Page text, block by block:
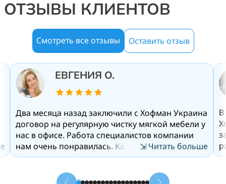
ОТЗЫВЫ КЛИЕНТОВ
Смотреть все отзывы Оставить отзыв
ЕВГЕНИЯ О.
Два месяца назад заключили с Хофман Украина
договор на регулярную чистку мягкой мебели у
нас в офисе. Работа специалистов компании
нам очень понравилась. Каждый раз
сотрудники приезжают для уборки в строго
сотрудники уже уходят домой. За весь период
⇲ Читать больше